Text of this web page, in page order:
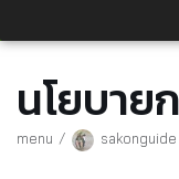
to
content
นโยบาย
menu sakonguide